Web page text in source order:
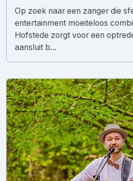
Op zoek naar een zanger die
entertainment moeiteloos
Hofstede zorgt voor een
aansluit b...